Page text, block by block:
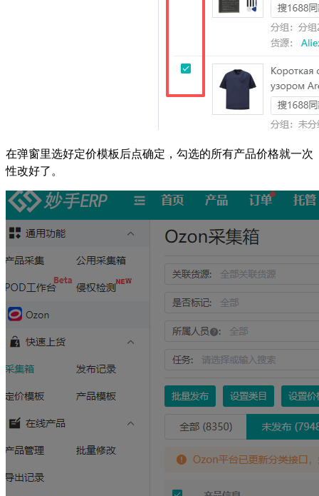
在弹窗里选好定价模板后点确定，勾选的所有产品价格就一次
性改好了。